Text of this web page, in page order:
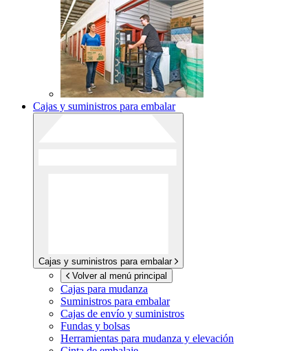
Cajas y suministros para embalar
Cajas y suministros para embalar
Volver al menú principal
Cajas para mudanza
Suministros para embalar
Cajas de envío y suministros
Fundas y bolsas
Herramientas para mudanza y elevación